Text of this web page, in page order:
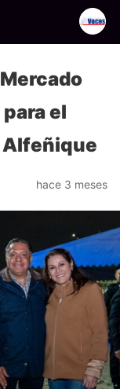
el
Alfeñique
hace 3 meses